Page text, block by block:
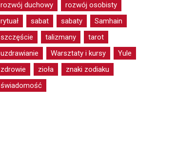
rozwój duchowy
rozwój osobisty
rytuał
sabat sabaty
Samhain
szczęście
talizmany
tarot
uzdrawianie
Warsztaty i kursy
Yule
zdrowie
zioła
znaki zodiaku
świadomość